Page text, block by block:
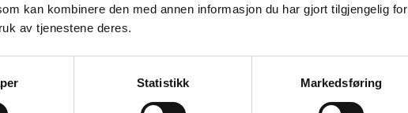
kan kombinere den med annen informasjon du har gjort tilgjengelig for
av tjenestene deres.
Statistikk Markedsføring